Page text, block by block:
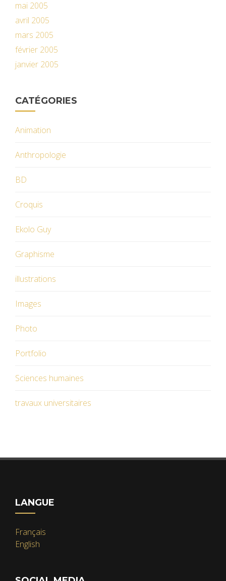
mai 2005
avril 2005
mars 2005
février 2005
janvier 2005
CATÉGORIES
Animation
Anthropologie
BD
Croquis
Ekolo Guy
Graphisme
illustrations
Images
Photo
Portfolio
Sciences humaines
travaux universitaires
LANGUE
Français
English